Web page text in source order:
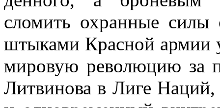
сломить охранные
штыками Красной армии
мировую революцию за
Литвинова в Лиге Наций,